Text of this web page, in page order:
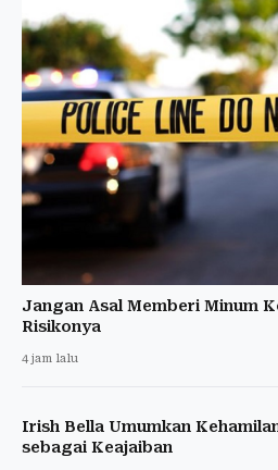
Jangan Asal Memberi Minum
Risikonya
4 jam lalu
Irish Bella Umumkan
sebagai Keajaiban